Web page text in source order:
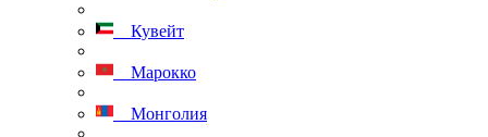
Кувейт
Марокко
Монголия